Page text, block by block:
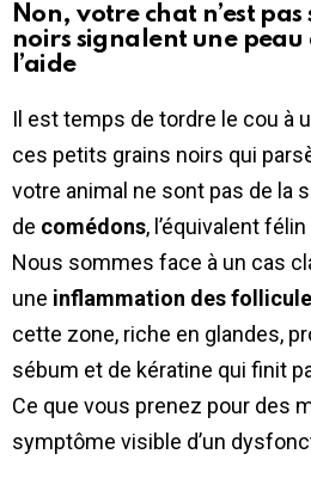
Non, votre chat n’est pas
noirs signalent une
l’aide
Il est temps de tordre le cou à
ces petits grains noirs qui
votre animal ne sont pas de la
de comédons, l’équivalent
Nous sommes face à un cas
une inflammation des
cette zone, riche en glandes,
sébum et de kératine qui finit
Ce que vous prenez pour des
symptôme visible d’un